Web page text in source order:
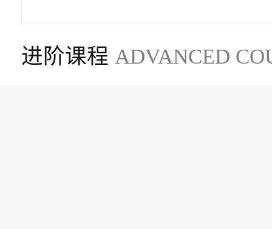
进阶课程 ADVANCED